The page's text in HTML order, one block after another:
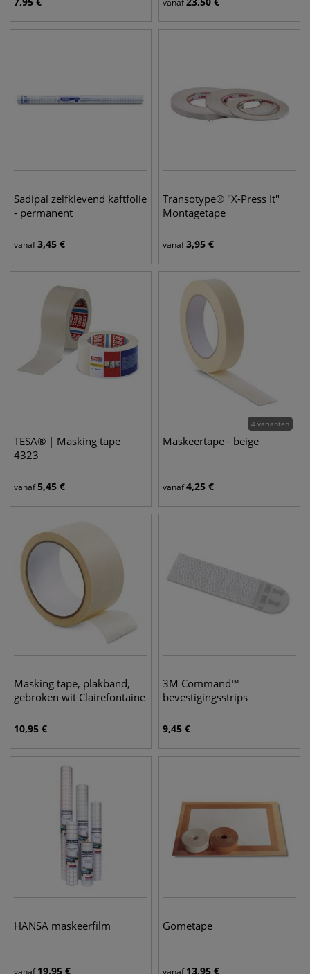
vanaf
Sadipal zelfklevend kaftfolie
- permanent
vanaf3,45 €
Transotype® "X-Press It"
Montagetape
vanaf3,95 €
TESA® | Masking tape
4323
vanaf5,45 €
4 varianten
Maskeertape - beige
vanaf4,25 €
Masking tape, plakband,
gebroken wit Clairefontaine
10,95 €
3M Command™
bevestigingsstrips
9,45 €
HANSA maskeerfilm
vanaf 19,95 €
Gometape
vanaf 13,95 €